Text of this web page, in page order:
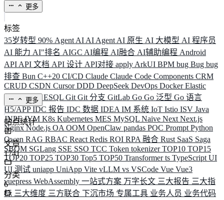
更多
标签
35岁转型 90% Agent AI AI Agent AI 原生 AI 大模型 AI 程序员
AI 能力 AI"排名 AIGC AI编程 AI融合 AI辅助编程 Android
API API 文档 API 设计 API对接 apply ArkUI BPM bug Bug bug
排查 Bun C++20 CI/CD Claude Claude Code Components CRM
CRUD CSDN CursorDDD DeepSeek DevOps DockerElastic
ELK ElysiaESQL Git Git 分支 GitLab Go Go 泛型 Go 语言
H5/APPIDC 报告 IDC 数据 IDEA IM 系统 IoT Istio ISV Java
JNPFJVM K8s Kubernetes MES MySQL Naive Next Next.js
NginxNode.js OA OOM OpenClaw pandas POC Prompt Python
Qwen RAG RBAC React Redis ROI RPA 融合 Rust SaaS Saga
SBOM SGLang SSE SSO TCC Token tokenizerTOP10 TOP15
TOP20 TOP25 TOP30 Top5 TOP50 Transformerts TypeScript UI
UI 测试 uniapp UniApp Vite vLLM vs VSCode Vue Vue3
vuepress WebAssembly 一站式方案 万字长文 三大报告 三大指
标 三大维度 三方联合 下沉市场 专属工具 业务人员 业务代码
更多
站点统计
文章
1741
分类
6